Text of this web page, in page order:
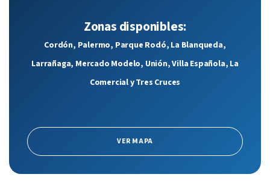
Zonas disponibles:
Cordón, Palermo, Parque Rodó, La Blanqueda,
Larrañaga, Mercado Modelo, Unión, Villa Española, La
Comercial y Tres Cruces
VER MAPA